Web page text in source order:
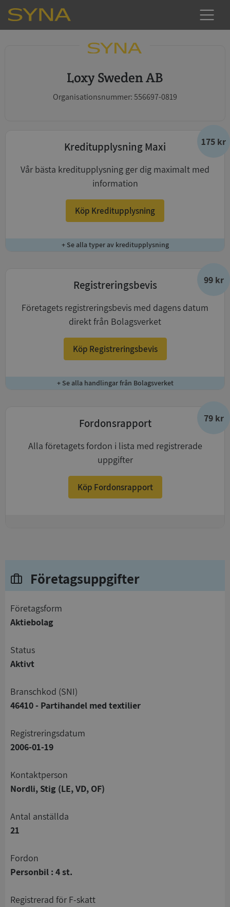
Loxy Sweden AB
Organisationsnummer: 556697-0819
175 kr
Kreditupplysning Maxi
Vår bästa kreditupplysning ger dig maximalt med
information
Köp Kreditupplysning
+ Se alla typer av kreditupplysning
99 kr
Registreringsbevis
Företagets registreringsbevis med dagens datum
direkt från Bolagsverket
Köp Registreringsbevis
+ Se alla handlingar från Bolagsverket
79 kr
Fordonsrapport
Alla företagets fordon i lista med registrerade
uppgifter
Köp Fordonsrapport
Företagsuppgifter
företagsform
Aktiebolag
status
Aktivt
branschkod (SNI)
46410 - Partihandel med textilier
registreringsdatum
2006-01-19
Kontaktperson
Nordli, Stig (LE, VD, OF)
Antal anställda
21
Fordon
Personbil : 4 st.
registrerad för F-skatt